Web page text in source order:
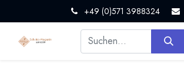
+49 (0)571 3988324